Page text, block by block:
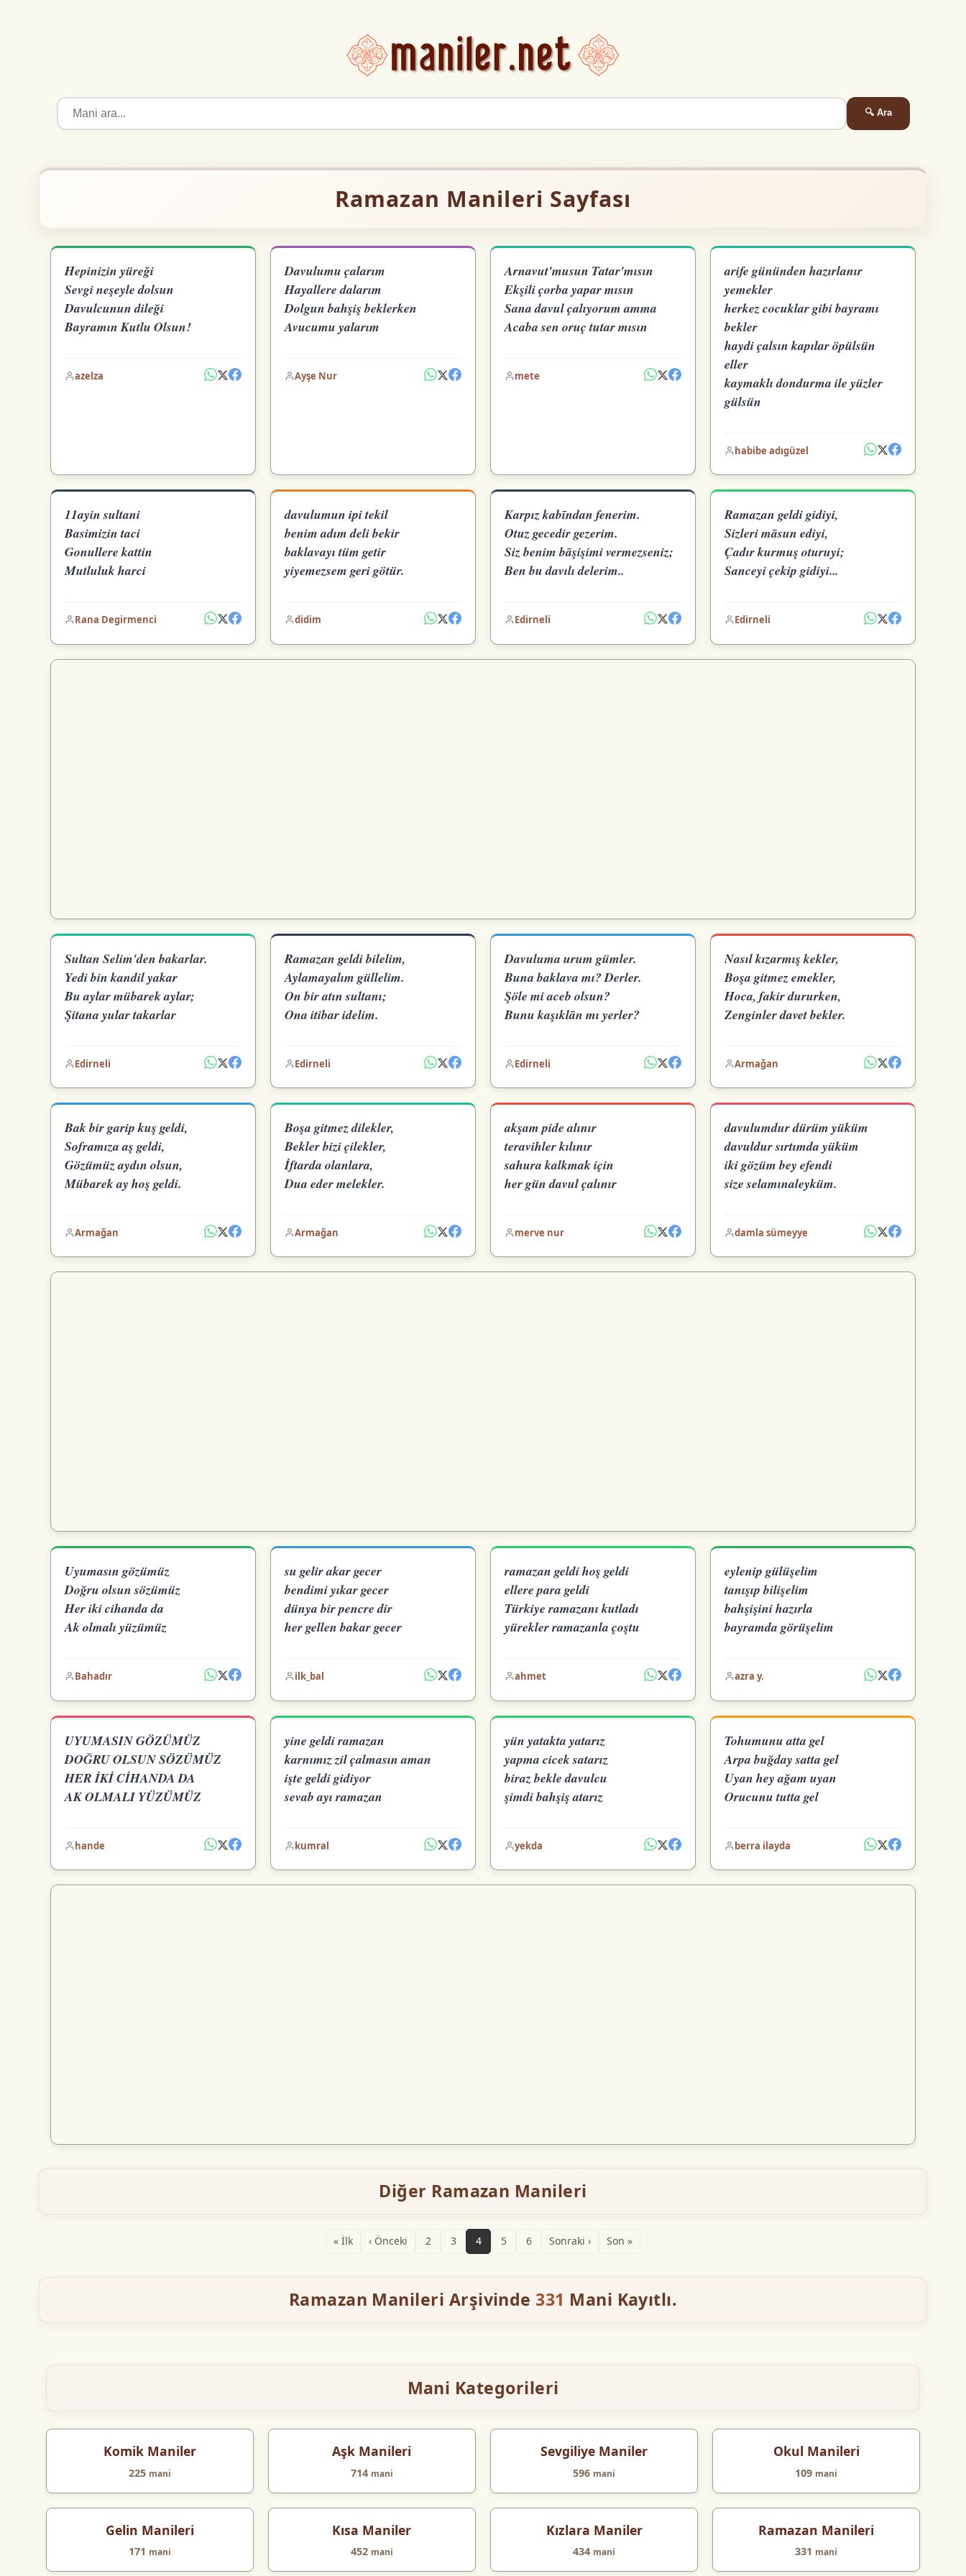
🔍 Ara
Ramazan Manileri Sayfası
Hepinizin yüreği
Sevgi neşeyle dolsun
Davulcunun dileği
Bayramın Kutlu Olsun!
azelza
Davulumu çalarım
Hayallere dalarım
Dolgun bahşiş beklerken
Avucumu yalarım
Ayşe Nur
Arnavut'musun Tatar'mısın
Ekşili çorba yapar mısın
Sana davul çalıyorum amma
Acaba sen oruç tutar mısın
mete
arife gününden hazırlanır
yemekler
herkez cocuklar gibi bayramı
bekler
haydi çalsın kapılar öpülsün
eller
kaymaklı dondurma ile yüzler
gülsün
habibe adıgüzel
11ayin sultani
Basimizin taci
Gonullere kattin
Mutluluk harci
Rana Degirmenci
davulumun ipi tekil
benim adım deli bekir
baklavayı tüm getir
yiyemezsem geri götür.
didim
Karpız kabīndan fenerim.
Otuz gecedir gezerim.
Siz benim bāşişimi vermezseniz;
Ben bu davılı delerim..
Edirneli
Ramazan geldi gidiyi,
Sizleri māsun ediyi,
Çadır kurmuş oturuyi;
Sanceyi çekip gidiyi...
Edirneli
Sultan Selim'den bakarlar.
Yedi bin kandil yakar
Bu aylar mübarek aylar;
Şitana yular takarlar
Edirneli
Ramazan geldi bilelim,
Aylamayalım güllelim.
On bir atın sultanı;
Ona itibar idelim.
Edirneli
Davuluma urum gümler.
Buna baklava mı? Derler.
Şöle mi aceb olsun?
Bunu kaşıklān mı yerler?
Edirneli
Nasıl kızarmış kekler,
Boşa gitmez emekler,
Hoca, fakir dururken,
Zenginler davet bekler.
Armağan
Bak bir garip kuş geldi,
Soframıza aş geldi,
Gözümüz aydın olsun,
Mübarek ay hoş geldi.
Armağan
Boşa gitmez dilekler,
Bekler bizi çilekler,
İftarda olanlara,
Dua eder melekler.
Armağan
akşam pide alınır
teravihler kılınır
sahura kalkmak için
her gün davul çalınır
merve nur
davulumdur dürüm yüküm
davuldur sırtımda yüküm
iki gözüm bey efendi
size selamınaleyküm.
damla sümeyye
Uyumasın gözümüz
Doğru olsun sözümüz
Her iki cihanda da
Ak olmalı yüzümüz
Bahadır
su gelir akar gecer
bendimi yıkar gecer
dünya bir pencre dir
her gellen bakar gecer
ilk_bal
ramazan geldi hoş geldi
ellere para geldi
Türkiye ramazanı kutladı
yürekler ramazanla çoştu
ahmet
eylenip gülüşelim
tanışıp bilişelim
bahşişini hazırla
bayramda görüşelim
azra y.
UYUMASIN GÖZÜMÜZ
DOĞRU OLSUN SÖZÜMÜZ
HER İKİ CİHANDA DA
AK OLMALI YÜZÜMÜZ
hande
yine geldi ramazan
karnımız zil çalmasın aman
işte geldi gidiyor
sevab ayı ramazan
kumral
yün yatakta yatarız
yapma cicek satarız
biraz bekle davulcu
şimdi bahşiş atarız
yekda
Tohumunu atta gel
Arpa buğday satta gel
Uyan hey ağam uyan
Orucunu tutta gel
berra ilayda
Diğer Ramazan Manileri
« İlk ‹ Önceki 2 3 4 5 6 Sonraki › Son »
Ramazan Manileri Arşivinde331 Mani Kayıtlı.
Mani Kategorileri
Komik Maniler
225 mani
Aşk Manileri
714 mani
Sevgiliye Maniler
596 mani
Okul Manileri
109 mani
Gelin Manileri
171 mani
Kısa Maniler
452 mani
Kızlara Maniler
434 mani
Ramazan Manileri
331 mani